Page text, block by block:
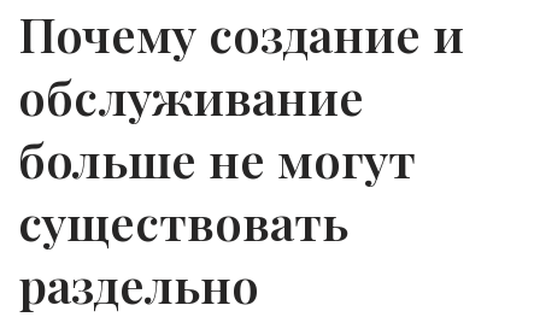
Почему создание и
обслуживание
больше не могут
существовать
раздельно